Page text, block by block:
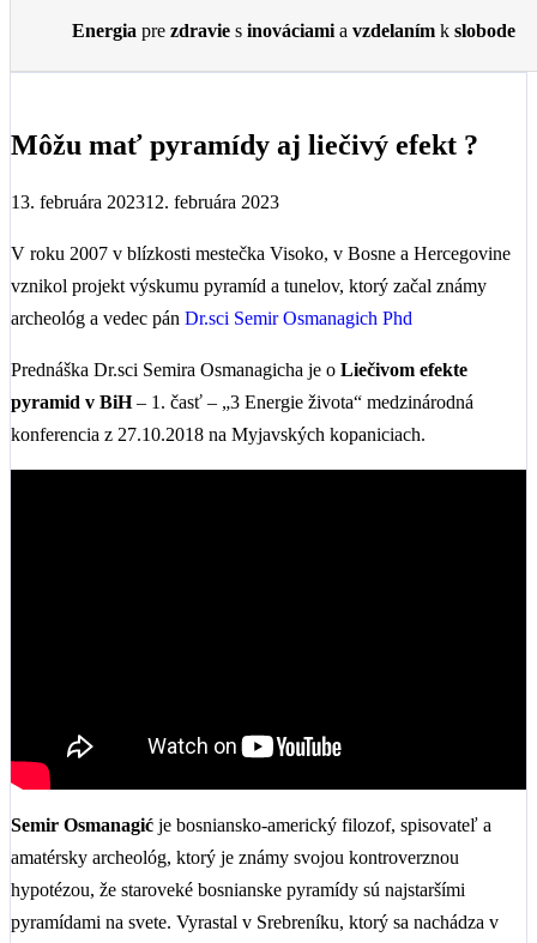
Energia pre zdravie s inováciami a vzdelaním k slobode
Môžu mať pyramídy aj liečivý efekt ?
13. februára 202312. februára 2023
V roku 2007 v blízkosti mestečka Visoko, v Bosne a Hercegovine
vznikol projekt výskumu pyramíd a tunelov, ktorý začal známy
archeológ a vedec pán Dr.sci Semir Osmanagich Phd
Prednáška Dr.sci Semira Osmanagicha je o Liečivom efekte
pyramid v BiH– 1. časť – „3 Energie života“ medzinárodná
konferencia z 27.10.2018 na Myjavských kopaniciach.
Semir Osmanagić je bosniansko-americký filozof, spisovateľ a
amatérsky archeológ, ktorý je známy svojou kontroverznou
hypotézou, že staroveké bosnianske pyramídy sú najstaršími
pyramídami na svete. Vyrastal v Srebreníku, ktorý sa nachádza v